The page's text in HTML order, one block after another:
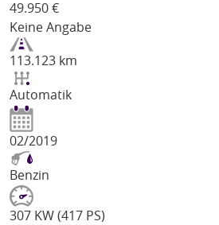
49.950 €
Keine Angabe
113.123 km
Automatik
02/2019
Benzin
307 KW (417 PS)